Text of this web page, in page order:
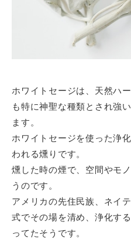
ホワイトセージは、天然ハ
も特に神聖な種類とされ強
ます。
ホワイトセージを使った浄
われる燻りです。
燻した時の煙で、空間やモ
うのです。
アメリカの先住民族、ネイ
式でその場を清め、浄化す
ってたそうです。